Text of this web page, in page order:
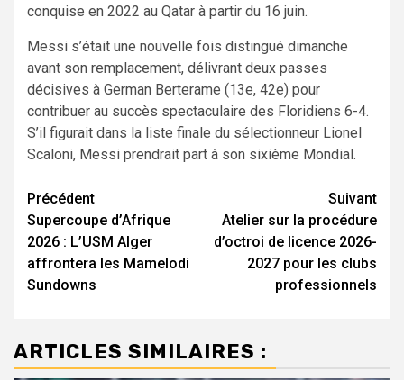
conquise en 2022 au Qatar à partir du 16 juin.
Messi s’était une nouvelle fois distingué dimanche
avant son remplacement, délivrant deux passes
décisives à German Berterame (13e, 42e) pour
contribuer au succès spectaculaire des Floridiens 6-4.
S’il figurait dans la liste finale du sélectionneur Lionel
Scaloni, Messi prendrait part à son sixième Mondial.
Navigation
d’article
Précédent
Supercoupe d’Afrique
2026 : L’USM Alger
affrontera les Mamelodi
Sundowns
Suivant
Atelier sur la procédure
d’octroi de licence 2026-
2027 pour les clubs
professionnels
ARTICLES SIMILAIRES :